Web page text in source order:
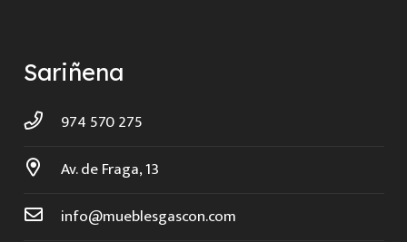
Sariñena
974 570 275
Av. de Fraga, 13
info@mueblesgascon.com